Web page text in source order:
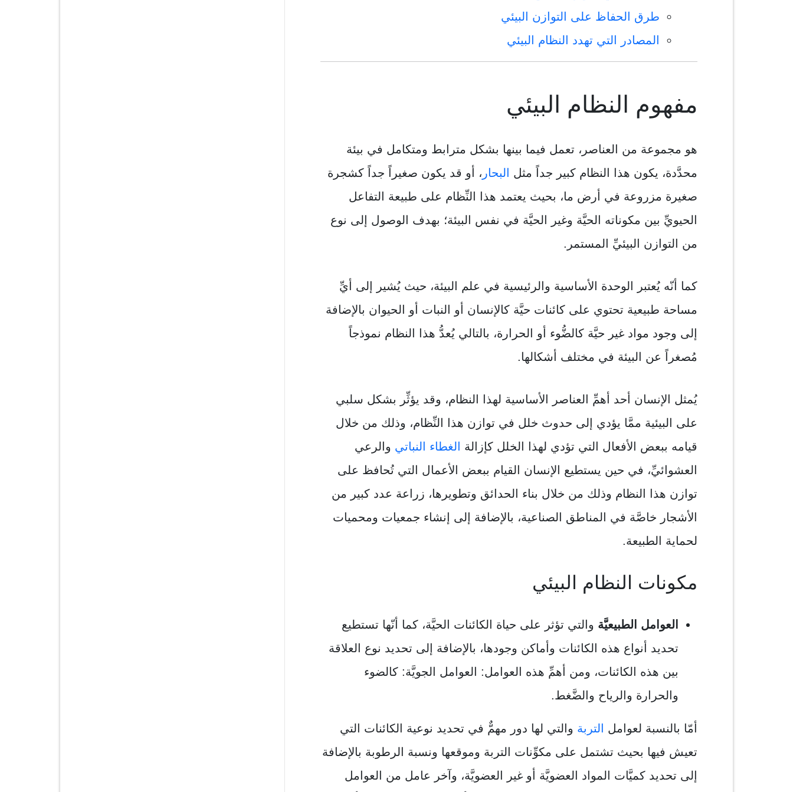
طرق الحفاظ على التوازن البيئي
المصادر التي تهدد النظام البيئي
مفهوم النظام البيئي
هو مجموعة من العناصر، تعمل فيما بينها بشكل مترابط ومتكامل في بيئة
محدَّدة، يكون هذا النظام كبير جداً مثل
البحار ، أو قد يكون صغيراً جداً كشجرة
صغيرة مزروعة في أرض ما، بحيث يعتمد هذا النِّظام على طبيعة التفاعل
الحيويِّ بين مكوناته الحيَّة وغير الحيَّة في نفس البيئة؛ بهدف الوصول إلى نوع
من التوازن البيئيِّ المستمر.
كما أنّه يُعتبر الوحدة الأساسية والرئيسية في علم البيئة، حيث يُشير إلى أيِّ
مساحة طبيعية تحتوي على كائنات حيَّة كالإنسان أو النبات أو الحيوان بالإضافة
إلى وجود مواد غير حيَّة كالضُّوء أو الحرارة، بالتالي يُعدُّ هذا النظام نموذجاً
مُصغراً عن البيئة في مختلف أشكالها.
يُمثل الإنسان أحد أهمِّ العناصر الأساسية لهذا النظام، وقد يؤثِّر بشكل سلبي
على البيئية ممَّا يؤدي إلى حدوث خلل في توازن هذا النِّظام، وذلك من خلال
قيامه ببعض الأفعال التي تؤدي لهذا الخلل كإزالة
الغطاء النباتي والرعي
العشوائيِّ، في حين يستطيع الإنسان القيام ببعض الأعمال التي تُحافظ على
توازن هذا النظام وذلك من خلال بناء الحدائق وتطويرها، زراعة عدد كبير من
الأشجار خاصَّة في المناطق الصناعية، بالإضافة إلى إنشاء جمعيات ومحميات
لحماية الطبيعة.
مكونات النظام البيئي
العوامل الطبيعيَّة والتي تؤثر على حياة الكائنات الحيَّة، كما أنّها تستطيع
تحديد أنواع هذه الكائنات وأماكن وجودها، بالإضافة إلى تحديد نوع العلاقة
بين هذه الكائنات، ومن أهمِّ هذه العوامل: العوامل الجويَّة: كالضوء
والحرارة والرياح والضَّغط.
أمّا بالنسبة لعوامل التربة والتي لها دور مهمٌّ في تحديد نوعية الكائنات التي
تعيش فيها بحيث تشتمل على مكوِّنات التربة وموقعها ونسبة الرطوبة بالإضافة
إلى تحديد كميَّات المواد العضويَّة أو غير العضويَّة، وآخر عامل من العوامل